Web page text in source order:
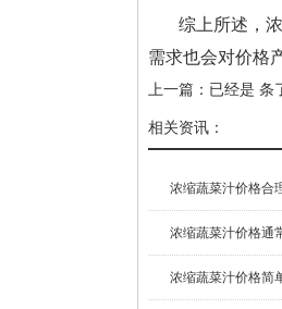
综上所述，
需求也会对价格
上一篇：已经是 条
相关资讯：
浓缩蔬菜汁价格合
浓缩蔬菜汁价格通
浓缩蔬菜汁价格简